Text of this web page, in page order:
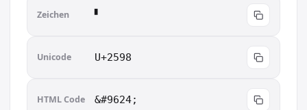
Zeichen ▘︎
Unicode U+2598
HTML Code &#9624;